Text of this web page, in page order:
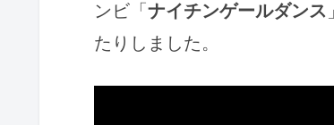
ンビ「 ナイチンゲールダンス
たりしました。